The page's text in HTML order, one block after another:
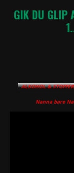
GIK DU GLIP
ALKOHOL & STOFFER
Nanna bare